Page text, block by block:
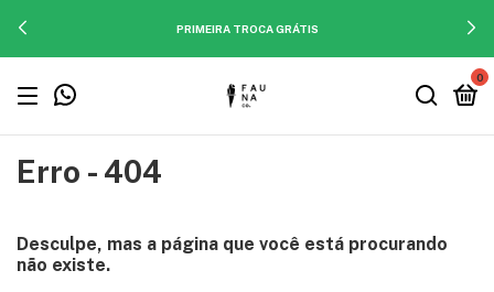
PRIMEIRA TROCA GRÁTIS
0
Erro - 404
Desculpe, mas a página que você está procurando
não existe.